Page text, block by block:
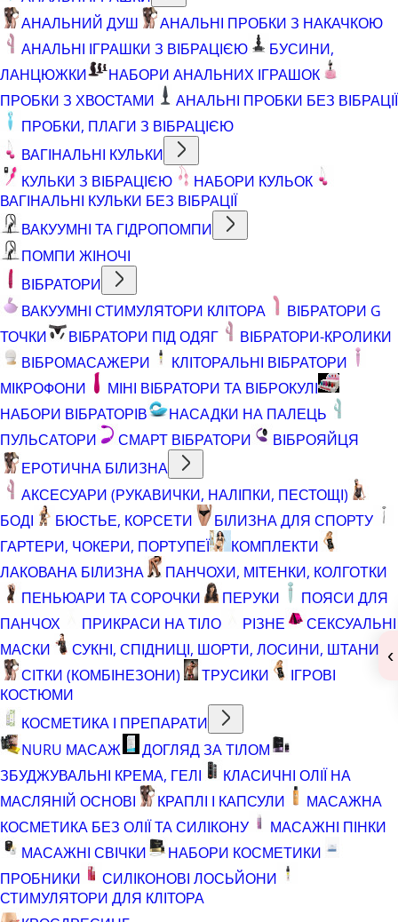
АНАЛЬНИЙ ДУШ
АНАЛЬНІ ПРОБКИ З НАКАЧКОЮ
АНАЛЬНІ ІГРАШКИ З ВІБРАЦІЄЮ
БУСИНИ,
ЛАНЦЮЖКИ
НАБОРИ АНАЛЬНИХ ІГРАШОК
ПРОБКИ З ХВОСТАМИ
АНАЛЬНІ ПРОБКИ БЕЗ ВІБРАЦІЇ
ПРОБКИ, ПЛАГИ З ВІБРАЦІЄЮ
ВАГІНАЛЬНІ КУЛЬКИ
КУЛЬКИ З ВІБРАЦІЄЮ
НАБОРИ КУЛЬОК
ВАГІНАЛЬНІ КУЛЬКИ БЕЗ ВІБРАЦІЇ
ВАКУУМНІ ТА ГІДРОПОМПИ
ПОМПИ ЖІНОЧІ
ВІБРАТОРИ
ВАКУУМНІ СТИМУЛЯТОРИ КЛІТОРА
ВІБРАТОРИ G
ТОЧКИ
ВІБРАТОРИ ПІД ОДЯГ
ВІБРАТОРИ-КРОЛИКИ
ВІБРОМАСАЖЕРИ
КЛІТОРАЛЬНІ ВІБРАТОРИ
МІКРОФОНИ
МІНІ ВІБРАТОРИ ТА ВІБРОКУЛІ
НАБОРИ ВІБРАТОРІВ
НАСАДКИ НА ПАЛЕЦЬ
ПУЛЬСАТОРИ
СМАРТ ВІБРАТОРИ
ВІБРОЯЙЦЯ
ЕРОТИЧНА БІЛИЗНА
АКСЕСУАРИ (РУКАВИЧКИ, НАЛІПКИ, ПЕСТОЩІ)
БОДІ
БЮСТЬЕ, КОРСЕТИ
БІЛИЗНА ДЛЯ СПОРТУ
ГАРТЕРИ, ЧОКЕРИ, ПОРТУПЕЇ
КОМПЛЕКТИ
ЛАКОВАНА БІЛИЗНА
ПАНЧОХИ, МІТЕНКИ, КОЛГОТКИ
ПЕНЬЮАРИ ТА СОРОЧКИ
ПЕРУКИ
ПОЯСИ ДЛЯ
ПАНЧОХ
ПРИКРАСИ НА ТІЛО РІЗНЕ
СЕКСУАЛЬНІ
МАСКИ
СУКНІ, СПІДНИЦІ, ШОРТИ, ЛОСИНИ, ШТАНИ
СІТКИ (КОМБІНЕЗОНИ)
ТРУСИКИ
ІГРОВІ
КОСТЮМИ
КОСМЕТИКА І ПРЕПАРАТИ
NURU МАСАЖ
ДОГЛЯД ЗА ТІЛОМ
ЗБУДЖУВАЛЬНІ КРЕМА, ГЕЛІ
КЛАСИЧНІ ОЛІЇ НА
МАСЛЯНІЙ ОСНОВІ
КРАПЛІ І КАПСУЛИ
МАСАЖНА
КОСМЕТИКА БЕЗ ОЛІЇ ТА СИЛІКОНУ
МАСАЖНІ ПІНКИ
МАСАЖНІ СВІЧКИ
НАБОРИ КОСМЕТИКИ
ПРОБНИКИ
СИЛІКОНОВІ ЛОСЬЙОНИ
СТИМУЛЯТОРИ ДЛЯ КЛІТОРА
‹